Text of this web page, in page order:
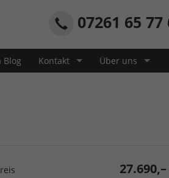
07261 65 77
Blog Kontakt Über uns